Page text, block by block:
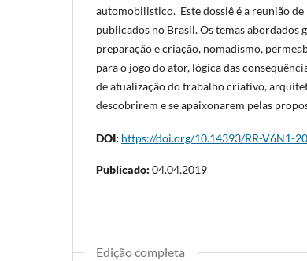
automobilistico. Este dossiê é a reunião
publicados no Brasil. Os temas
preparação e criação, nomadismo,
para o jogo do ator, lógica das
de atualização do trabalho criativo,
descobrirem e se apaixonarem pelas
DOI: https://doi.org/10.14393/RR-V6N1-
Publicado: 04.04.2019
Edição completa